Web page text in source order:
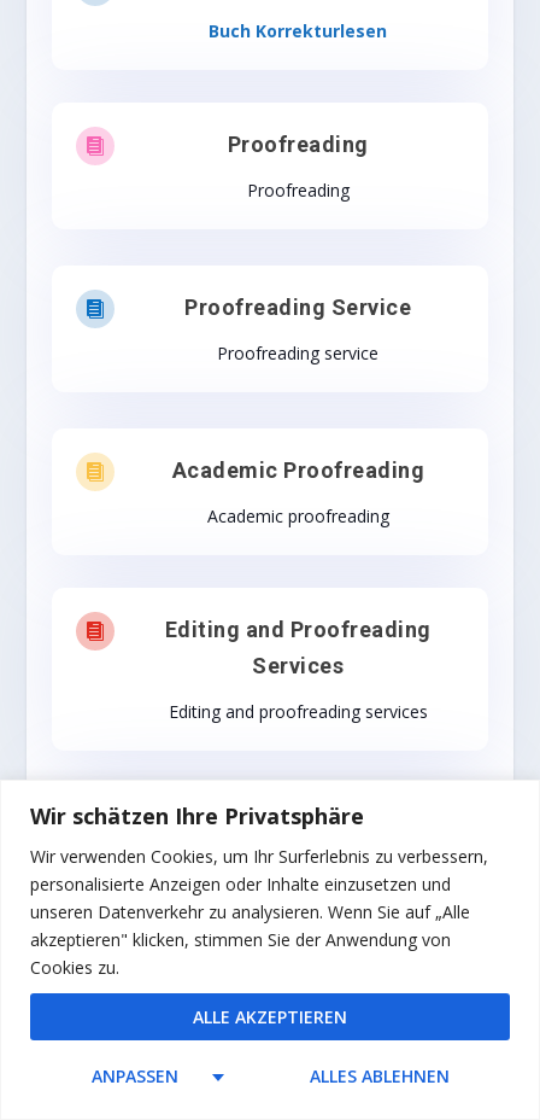
Wir schätzen Ihre Privatsphäre
Wir verwenden Cookies, um Ihr Surferlebnis zu verbessern,
personalisierte Anzeigen oder Inhalte einzusetzen und
unseren Datenverkehr zu analysieren. Wenn Sie auf „Alle
akzeptieren" klicken, stimmen Sie der Anwendung von
Cookies zu.
ANPASSEN ALLES ABLEHNEN
ALLE AKZEPTIEREN
Buch Korrekturlesen
 Proofreading
Proofreading
 Proofreading Service
Proofreading service
 Academic Proofreading
Academic proofreading

Editing and Proofreading
Services
Editing and proofreading services
 Proof reading
Proof reading

Proofreading and editing
services
Proofreading and editing services